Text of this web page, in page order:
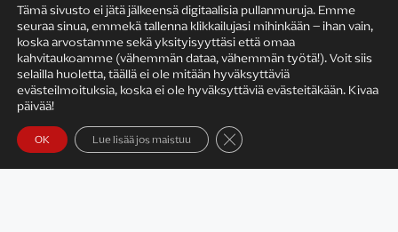
KIRJAILIJAN TYÖ
Tämä sivusto ei jätä jälkeensä digitaalisia pullanmuruja. Emme
seuraa sinua, emmekä tallenna klikkailujasi mihinkään – ihan vain,
koska arvostamme sekä yksityisyyttäsi että omaa
kahvitaukoamme (vähemmän dataa, vähemmän työtä!). Voit siis
selailla huoletta, täällä ei ole mitään hyväksyttäviä
evästeilmoituksia, koska ei ole hyväksyttäviä evästeitäkään. Kivaa
päivää!
OK Lue lisää jos maistuu Sulje evästebanneri